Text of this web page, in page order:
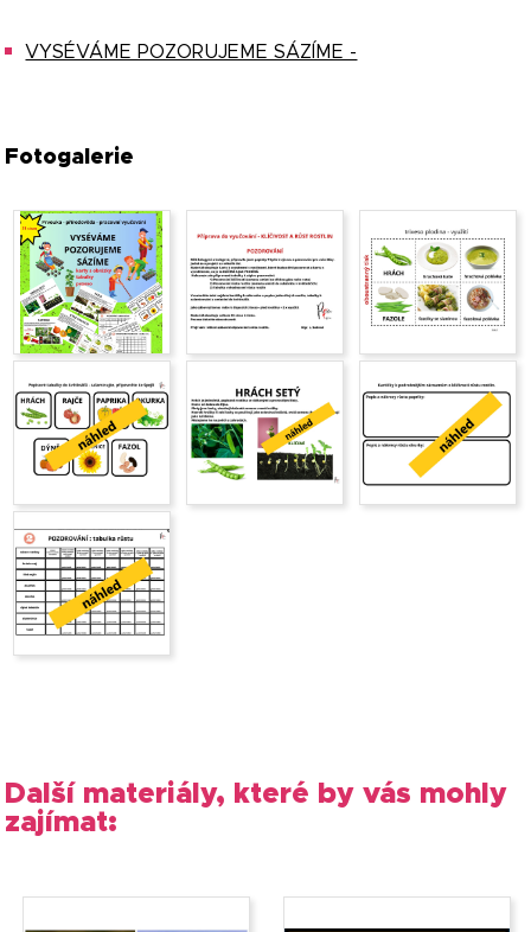
VYSÉVÁME POZORUJEME SÁZÍME -
Fotogalerie
Další materiály, které by vás mohly
zajímat: